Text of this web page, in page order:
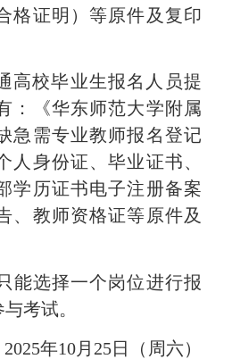
格证明）等原件及复印
高校毕业生报名人员提
：《华东师范大学附属
急需专业教师报名登记
人身份证、毕业证书、
学历证书电子注册备案
、教师资格证等原件及
能选择一个岗位进行报
考试。
2025年10月 25日（ 周六）